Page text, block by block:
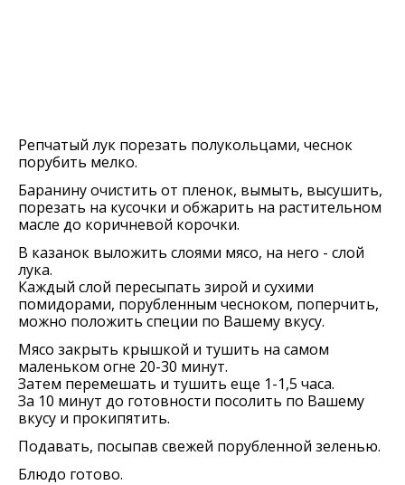
Репчатый лук порезать полукольцами, чеснок
порубить мелко.
Баранину очистить от пленок, вымыть, высушить,
порезать на кусочки и обжарить на растительном
масле до коричневой корочки.
В казанок выложить слоями мясо, на него - слой
лука.
Каждый слой пересыпать зирой и сухими
помидорами, порубленным чесноком, поперчить,
можно положить специи по Вашему вкусу.
Мясо закрыть крышкой и тушить на самом
маленьком огне 20-30 минут.
Затем перемешать и тушить еще 1-1,5 часа.
За 10 минут до готовности посолить по Вашему
вкусу и прокипятить.
Подавать, посыпав свежей порубленной зеленью.
Блюдо готово.